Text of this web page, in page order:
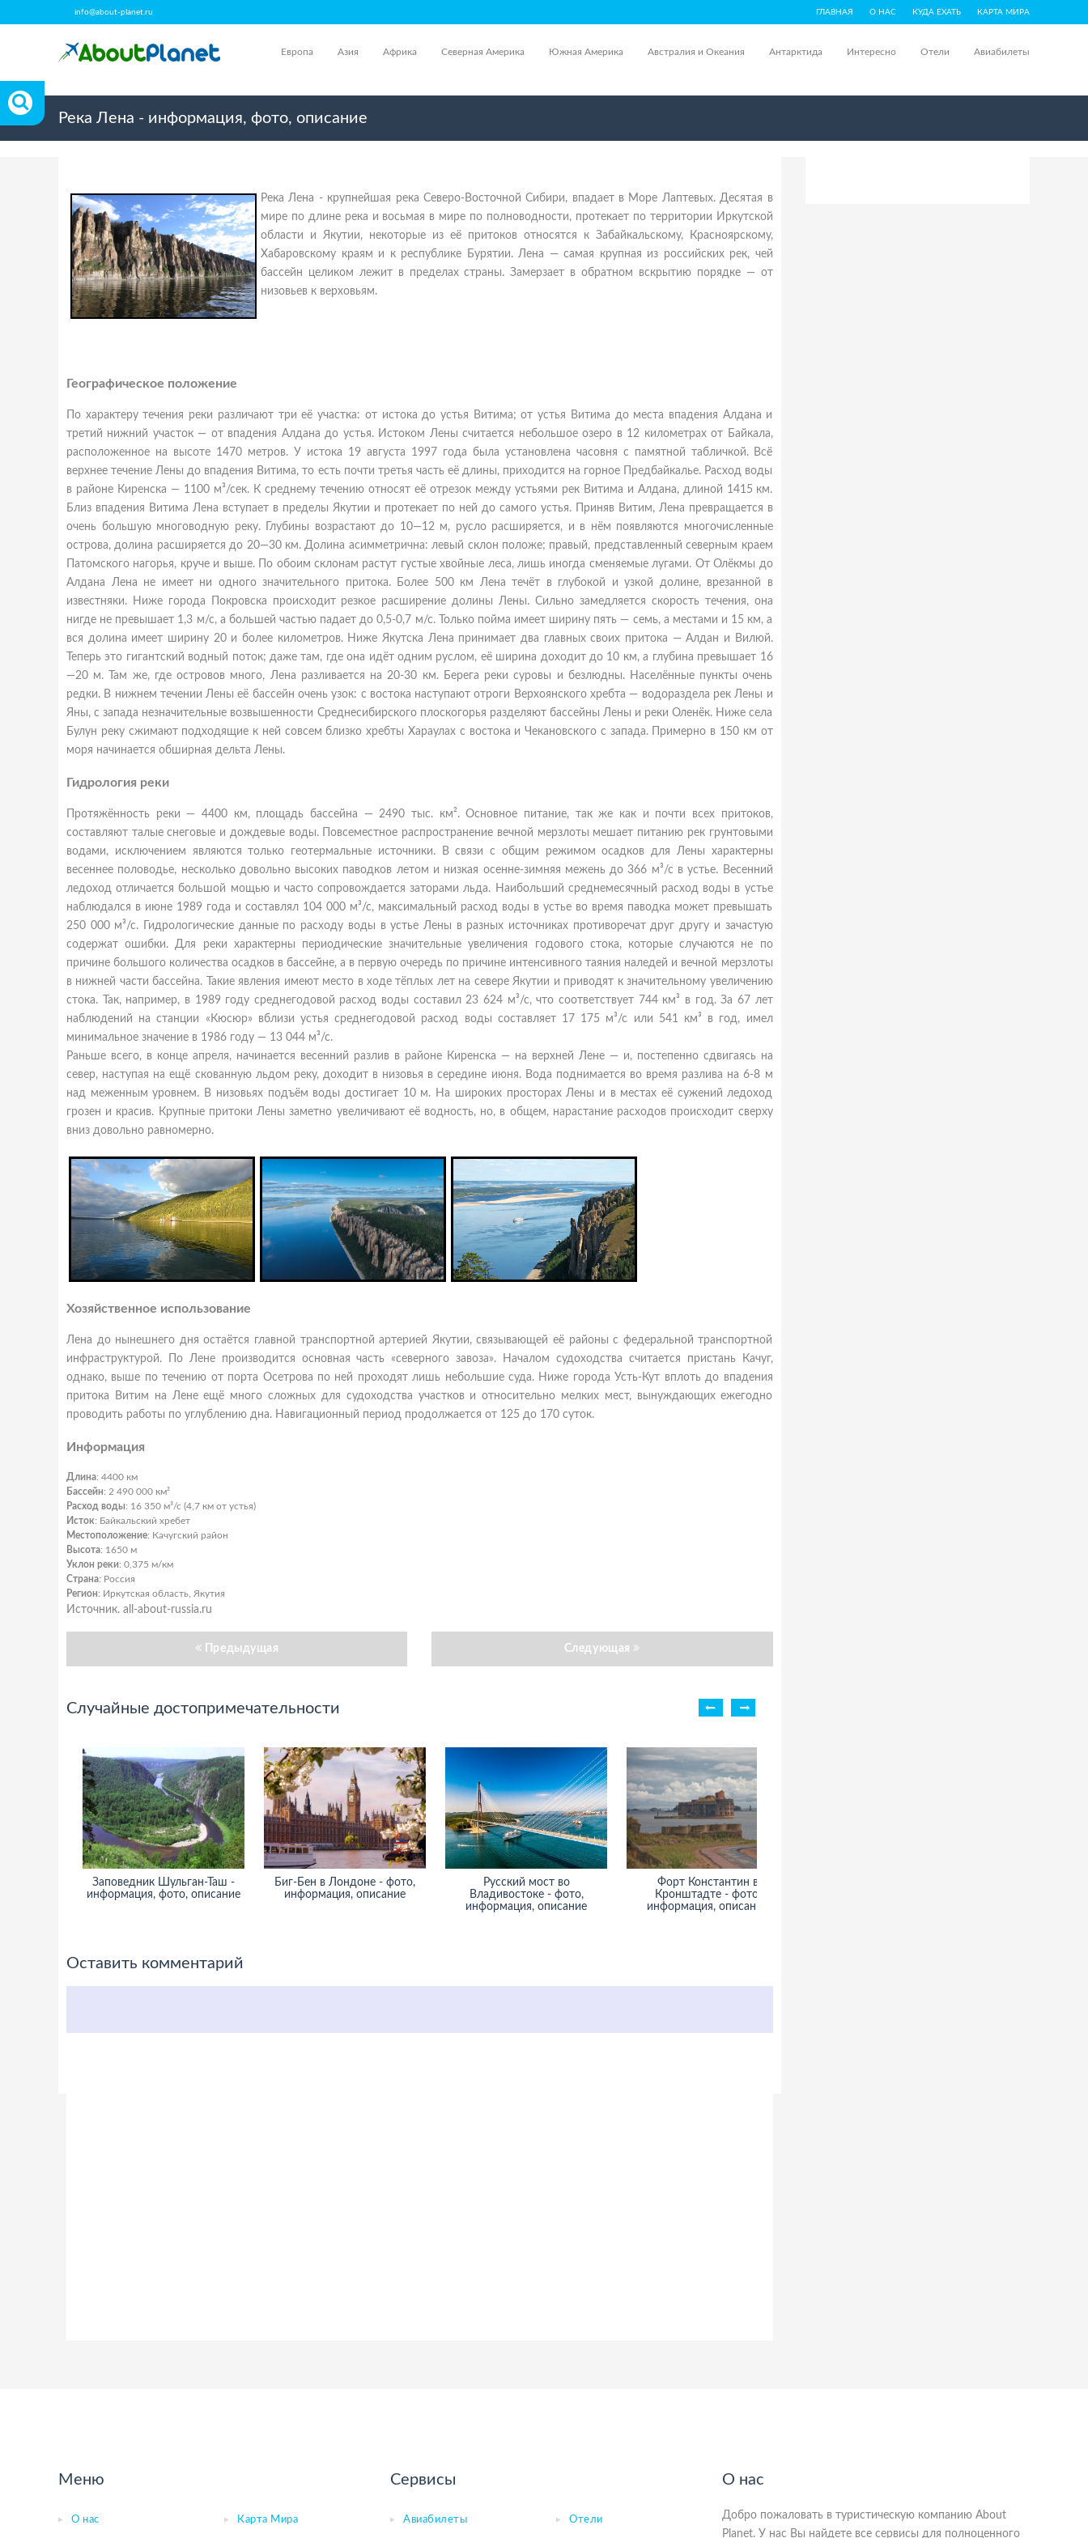
info@about-planet.ru ГЛАВНАЯ О НАС КУДА ЕХАТЬ КАРТА МИРА
Европа Азия Африка Северная Америка Южная Америка Австралия и Океания Антарктида Интересно Отели Авиабилеты
Река Лена - информация, фото, описание
Река Лена - крупнейшая река Северо-Восточной Сибири, впадает в Море Лаптевых. Десятая в
мире по длине река и восьмая в мире по полноводности, протекает по территории Иркутской
области и Якутии, некоторые из её притоков относятся к Забайкальскому, Красноярскому,
Хабаровскому краям и к республике Бурятии. Лена — самая крупная из российских рек, чей
бассейн целиком лежит в пределах страны. Замерзает в обратном вскрытию порядке — от
низовьев к верховьям.
Географическое положение
По характеру течения реки различают три её участка: от истока до устья Витима; от устья Витима до места впадения Алдана и
третий нижний участок — от впадения Алдана до устья. Истоком Лены считается небольшое озеро в 12 километрах от Байкала,
расположенное на высоте 1470 метров. У истока 19 августа 1997 года была установлена часовня с памятной табличкой. Всё
верхнее течение Лены до впадения Витима, то есть почти третья часть её длины, приходится на горное Предбайкалье. Расход воды
в районе Киренска — 1100 м³/сек. К среднему течению относят её отрезок между устьями рек Витима и Алдана, длиной 1415 км.
Близ впадения Витима Лена вступает в пределы Якутии и протекает по ней до самого устья. Приняв Витим, Лена превращается в
очень большую многоводную реку. Глубины возрастают до 10—12 м, русло расширяется, и в нём появляются многочисленные
острова, долина расширяется до 20—30 км. Долина асимметрична: левый склон положе; правый, представленный северным краем
Патомского нагорья, круче и выше. По обоим склонам растут густые хвойные леса, лишь иногда сменяемые лугами. От Олёкмы до
Алдана Лена не имеет ни одного значительного притока. Более 500 км Лена течёт в глубокой и узкой долине, врезанной в
известняки. Ниже города Покровска происходит резкое расширение долины Лены. Сильно замедляется скорость течения, она
нигде не превышает 1,3 м/с, а большей частью падает до 0,5-0,7 м/с. Только пойма имеет ширину пять — семь, а местами и 15 км, а
вся долина имеет ширину 20 и более километров. Ниже Якутска Лена принимает два главных своих притока — Алдан и Вилюй.
Теперь это гигантский водный поток; даже там, где она идёт одним руслом, её ширина доходит до 10 км, а глубина превышает 16
—20 м. Там же, где островов много, Лена разливается на 20-30 км. Берега реки суровы и безлюдны. Населённые пункты очень
редки. В нижнем течении Лены её бассейн очень узок: с востока наступают отроги Верхоянского хребта — водораздела рек Лены и
Яны, с запада незначительные возвышенности Среднесибирского плоскогорья разделяют бассейны Лены и реки Оленёк. Ниже села
Булун реку сжимают подходящие к ней совсем близко хребты Хараулах с востока и Чекановского с запада. Примерно в 150 км от
моря начинается обширная дельта Лены.
Гидрология реки
Протяжённость реки — 4400 км, площадь бассейна — 2490 тыс. км². Основное питание, так же как и почти всех притоков,
составляют талые снеговые и дождевые воды. Повсеместное распространение вечной мерзлоты мешает питанию рек грунтовыми
водами, исключением являются только геотермальные источники. В связи с общим режимом осадков для Лены характерны
весеннее половодье, несколько довольно высоких паводков летом и низкая осенне-зимняя межень до 366 м³/с в устье. Весенний
ледоход отличается большой мощью и часто сопровождается заторами льда. Наибольший среднемесячный расход воды в устье
наблюдался в июне 1989 года и составлял 104 000 м³/с, максимальный расход воды в устье во время паводка может превышать
250 000 м³/с. Гидрологические данные по расходу воды в устье Лены в разных источниках противоречат друг другу и зачастую
содержат ошибки. Для реки характерны периодические значительные увеличения годового стока, которые случаются не по
причине большого количества осадков в бассейне, а в первую очередь по причине интенсивного таяния наледей и вечной мерзлоты
в нижней части бассейна. Такие явления имеют место в ходе тёплых лет на севере Якутии и приводят к значительному увеличению
стока. Так, например, в 1989 году среднегодовой расход воды составил 23 624 м³/с, что соответствует 744 км³ в год. За 67 лет
наблюдений на станции «Кюсюр» вблизи устья среднегодовой расход воды составляет 17 175 м³/с или 541 км³ в год, имел
минимальное значение в 1986 году — 13 044 м³/с.
Раньше всего, в конце апреля, начинается весенний разлив в районе Киренска — на верхней Лене — и, постепенно сдвигаясь на
север, наступая на ещё скованную льдом реку, доходит в низовья в середине июня. Вода поднимается во время разлива на 6-8 м
над меженным уровнем. В низовьях подъём воды достигает 10 м. На широких просторах Лены и в местах её сужений ледоход
грозен и красив. Крупные притоки Лены заметно увеличивают её водность, но, в общем, нарастание расходов происходит сверху
вниз довольно равномерно.
Хозяйственное использование
Лена до нынешнего дня остаётся главной транспортной артерией Якутии, связывающей её районы с федеральной транспортной
инфраструктурой. По Лене производится основная часть «северного завоза». Началом судоходства считается пристань Качуг,
однако, выше по течению от порта Осетрова по ней проходят лишь небольшие суда. Ниже города Усть-Кут вплоть до впадения
притока Витим на Лене ещё много сложных для судоходства участков и относительно мелких мест, вынуждающих ежегодно
проводить работы по углублению дна. Навигационный период продолжается от 125 до 170 суток.
Информация
Длина: 4400 км
Бассейн: 2 490 000 км²
Расход воды: 16 350 м³/с (4,7 км от устья)
Исток: Байкальский хребет
Местоположение: Качугский район
Высота: 1650 м
Уклон реки: 0,375 м/км
Страна: Россия
Регион: Иркутская область, Якутия
Источник. all-about-russia.ru
Предыдущая Следующая
Случайные достопримечательности
Заповедник Шульган-Таш -
информация, фото, описание
Биг-Бен в Лондоне - фото,
информация, описание
Русский мост во
Владивостоке - фото,
информация, описание
Форт Константин в
Кронштадте - фото,
информация, описание
Оставить комментарий
Меню
О нас Карта Мира
Сервисы
Авиабилеты Отели
О нас
Добро пожаловать в туристическую компанию About
Planet. У нас Вы найдете все сервисы для полноценного